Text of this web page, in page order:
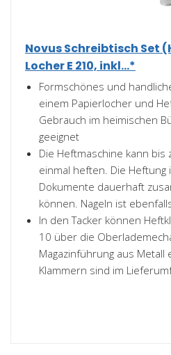
Novus Schreibtisch Set
Locher E 210, inkl...*
Formschönes und
einem Papierlocher und
Gebrauch im heimischen
geeignet
Die Heftmaschine kann bis
einmal heften. Die Heftung
Dokumente dauerhaft
können. Nageln ist
In den Tacker können
10 über die
Magazinführung aus
Klammern sind im